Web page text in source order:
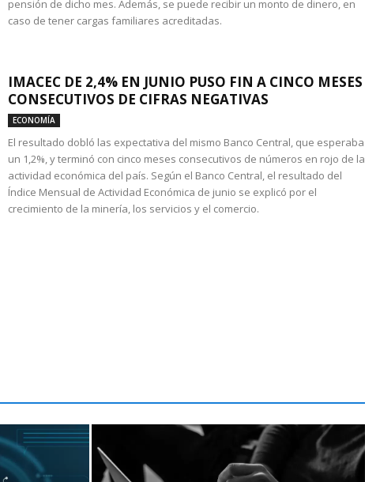
pensión de dicho mes. Además, se puede recibir un monto de dinero, en
caso de tener cargas familiares acreditadas.
IMACEC DE 2,4% EN JUNIO PUSO FIN A CINCO MESES
CONSECUTIVOS DE CIFRAS NEGATIVAS
ECONOMÍA
El resultado dobló las expectativa del mismo Banco Central, que esperaba
un 1,2%, y terminó con cinco meses consecutivos de números en rojo de la
actividad económica del país. Según el Banco Central, el resultado del
Índice Mensual de Actividad Económica de junio se explicó por el
crecimiento de la minería, los servicios y el comercio.